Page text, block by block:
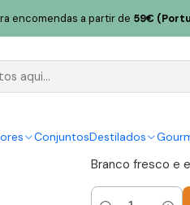
ConjuntosDestilados
encomendas a partir de 59€
2024 Lisboa Branco 75cl
|
Branco fresco e